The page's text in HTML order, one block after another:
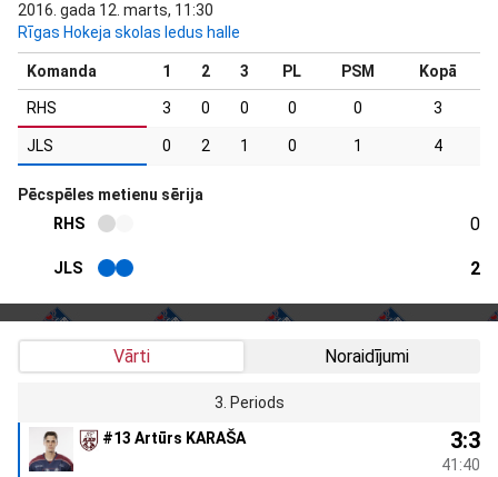
2016. gada 12. marts, 11:30
Rīgas Hokeja skolas ledus halle
Komanda 1 2 3 PL PSM Kopā
RHS 3 0 0 0 0 3
JLS 0 2 1 0 1 4
Pēcspēles metienu sērija
RHS
0
JLS 2
Vārti Noraidījumi
3. Periods
#13 Artūrs KARAŠA
3:3
41:40